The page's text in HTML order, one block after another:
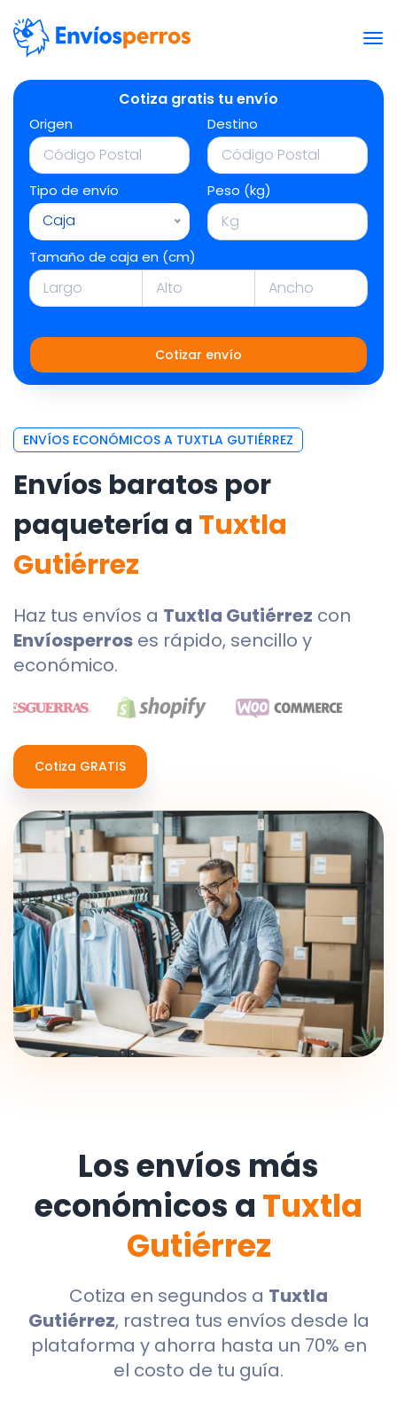
Cotiza gratis tu envío
Origen Destino
Tipo de envío
Caja
Peso (kg)
Tamaño de caja en (cm)
Cotizar envío
ENVÍOS ECONÓMICOS A TUXTLA GUTIÉRREZ
Envíos baratos por
paquetería a Tuxtla
Gutiérrez
Haz tus envíos a Tuxtla Gutiérrez con
Envíosperros es rápido, sencillo y
económico.
Cotiza GRATIS
Los envíos más
económicos a Tuxtla
Gutiérrez
Cotiza en segundos a Tuxtla
Gutiérrez, rastrea tus envíos desde la
plataforma y ahorra hasta un 70% en
el costo de tu guía.